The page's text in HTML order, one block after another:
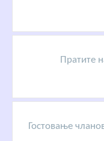
Пратите
Гостовање